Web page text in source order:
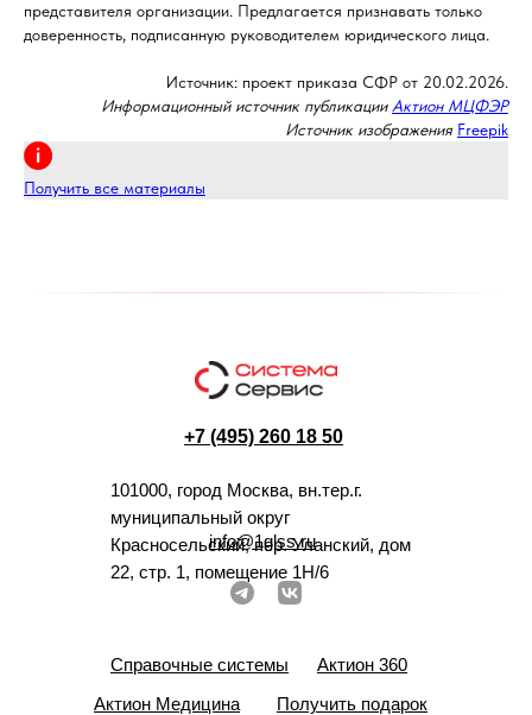
представителя организации. Предлагается признавать только
доверенность, подписанную руководителем юридического лица.
Источник: проект приказа СФР от 20.02.2026.
Информационный источник публикации Актион МЦФЭР
Источник изображения Freepik
Получить все материалы
+7 (495) 260 18 50
101000, город Москва, вн.тер.г.
муниципальный округ
Красносельский, пер. Уланский, дом
22, стр. 1, помещение 1Н/6
info@1glss.ru
Справочные системы
Актион 360
Актион Медицина
Получить подарок